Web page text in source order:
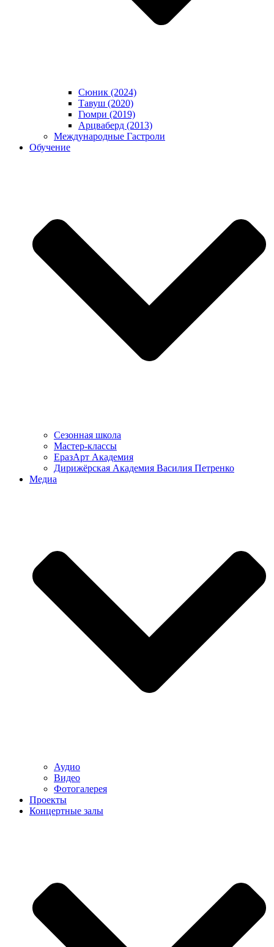
Сюник (2024)
Тавуш (2020)
Гюмри (2019)
Арцваберд (2013)
Международные Гастроли
Обучение
Сезонная школа
Мастер-классы
ЕразАрт Академия
Дирижёрская Академия Василия Петренко
Медиа
Аудио
Видео
Фотогалерея
Проекты
Концертные залы